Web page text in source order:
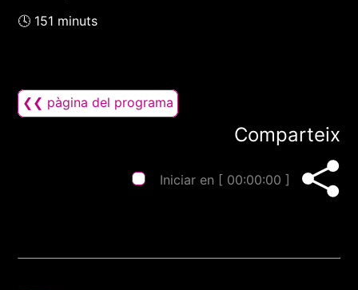
🕓 151 minuts
❮❮ pàgina del programa
Comparteix
Iniciar en [ 00:00:00 ]